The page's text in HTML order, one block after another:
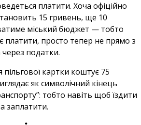
платити. Хоча офіційно
15 гривень, ще 10
міський бюджет — тобто
платити, просто тепер не прямо з
податки.
картки коштує 75
як символічний кінець
тобто навіть щоб їздити
заплатити.